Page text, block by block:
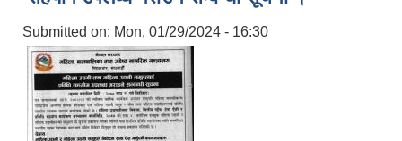
Submitted on: Mon, 01/29/2024 - 16:30